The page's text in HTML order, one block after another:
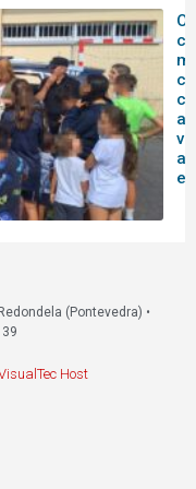
O
(Pontevedra) •
Host